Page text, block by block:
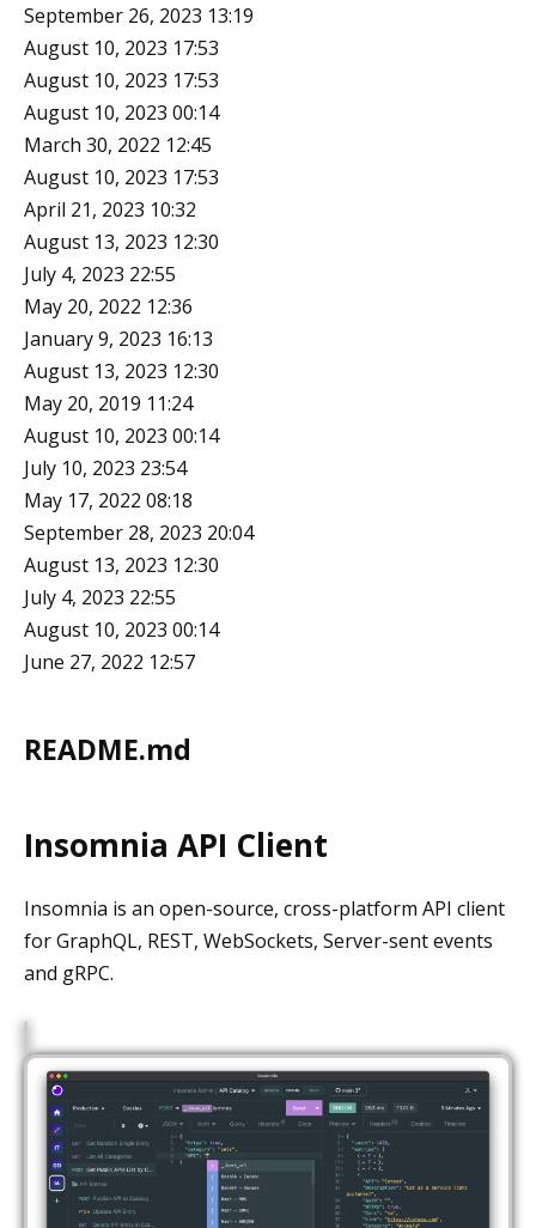
September 26, 2023 13:19
August 10, 2023 17:53
August 10, 2023 17:53
August 10, 2023 00:14
March 30, 2022 12:45
August 10, 2023 17:53
April 21, 2023 10:32
August 13, 2023 12:30
July 4, 2023 22:55
May 20, 2022 12:36
January 9, 2023 16:13
August 13, 2023 12:30
May 20, 2019 11:24
August 10, 2023 00:14
July 10, 2023 23:54
May 17, 2022 08:18
September 28, 2023 20:04
August 13, 2023 12:30
July 4, 2023 22:55
August 10, 2023 00:14
June 27, 2022 12:57
README.md
Insomnia API Client
Insomnia is an open-source, cross-platform API client
for GraphQL, REST, WebSockets, Server-sent events
and gRPC.